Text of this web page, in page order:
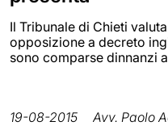
Il Tribunale di Chieti
opposizione a decreto
sono comparse dinnanzi
19-08-2015 Avv. Paolo